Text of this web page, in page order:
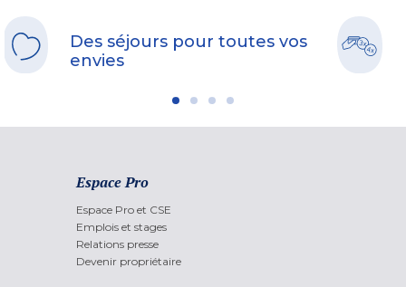
Des séjours pour toutes vos
envies
Espace Pro
Espace Pro et CSE
Emplois et stages
Relations presse
Devenir propriétaire